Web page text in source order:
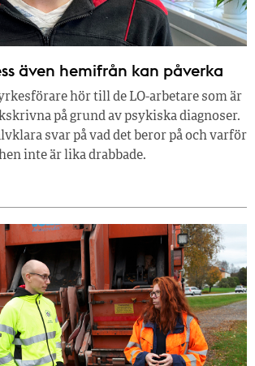
även hemifrån kan påverka
hör till de LO-arbetare som är
på grund av psykiska diagnoser.
svar på vad det beror på och varför
inte är lika drabbade.